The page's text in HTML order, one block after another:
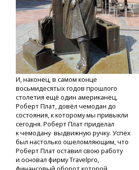
И, наконец, в самом конце
восьмидесятых годов прошлого
столетия ещё один американец,
Роберт Плат, довёл чемодан до
состояния, к которому мы привыкли
сегодня. Роберт Плат приделал
к чемодану выдвижную ручку. Успех
был настолько ошеломляющим, что
Роберт Плат оставил свою работу
и основал фирму Travelpro,